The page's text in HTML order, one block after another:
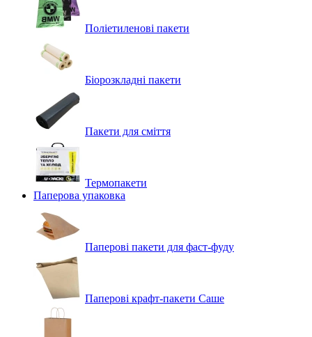
Поліетиленові пакети
Біорозкладні пакети
Пакети для сміття
Термопакети
Паперова упаковка
Паперові пакети для фаст-фуду
Паперові крафт-пакети Саше